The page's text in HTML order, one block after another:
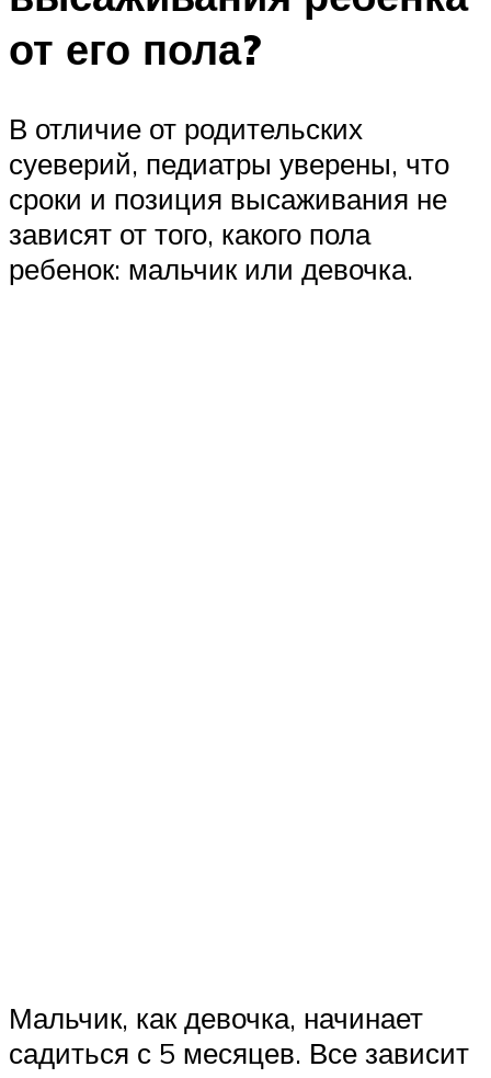
от его пола?
В отличие от родительских
суеверий, педиатры уверены, что
сроки и позиция высаживания не
зависят от того, какого пола
ребенок: мальчик или девочка.
Мальчик, как девочка, начинает
садиться с 5 месяцев. Все зависит